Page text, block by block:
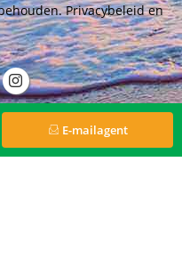
Privacybeleiden
E-mailagent